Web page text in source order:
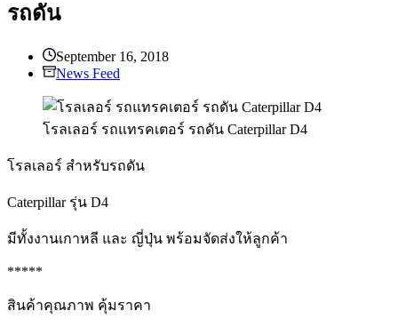
รถดัน
September 16, 2018
News Feed
โรลเลอร์ รถแทรคเตอร์ รถดัน Caterpillar D4
โรลเลอร์ สำหรับรถดัน
Caterpillar รุ่น D4
มีทั้งงานเกาหลี และ ญี่ปุ่น พร้อมจัดส่งให้ลูกค้า
*****
สินค้าคุณภาพ คุ้มราคา